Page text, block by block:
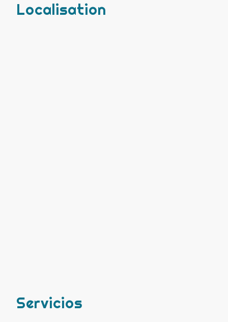
Localisation
Servicios